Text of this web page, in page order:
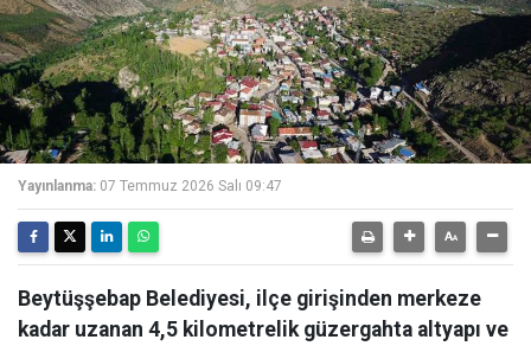
Yayınlanma: 07 Temmuz 2026 Salı 09:47
Beytüşşebap Belediyesi, ilçe girişinden merkeze
kadar uzanan 4,5 kilometrelik güzergahta altyapı ve